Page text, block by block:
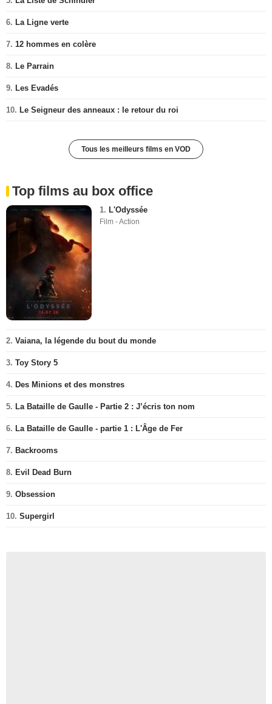
6. La Ligne verte
7. 12 hommes en colère
8. Le Parrain
9. Les Evadés
10. Le Seigneur des anneaux : le retour du roi
Tous les meilleurs films en VOD
Top films au box office
1. L'Odyssée
Film - Action
2. Vaiana, la légende du bout du monde
3. Toy Story 5
4. Des Minions et des monstres
5. La Bataille de Gaulle - Partie 2 : J’écris ton nom
6. La Bataille de Gaulle - partie 1 : L'Âge de Fer
7. Backrooms
8. Evil Dead Burn
9. Obsession
10. Supergirl